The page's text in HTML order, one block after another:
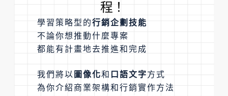
程！
學習策略型的行銷企劃技能
不論你想推動什麼專案
都能有計畫地去推進和完成
我們將以 圖像化和 口語文字方式
為你介紹商業架構和行銷實作方法